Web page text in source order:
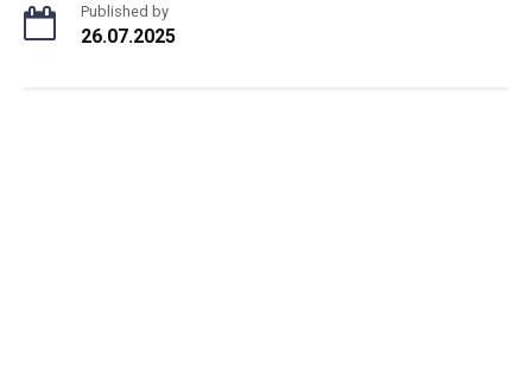
Published by
26.07.2025